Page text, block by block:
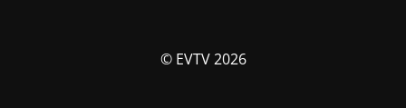
© EVTV 2026